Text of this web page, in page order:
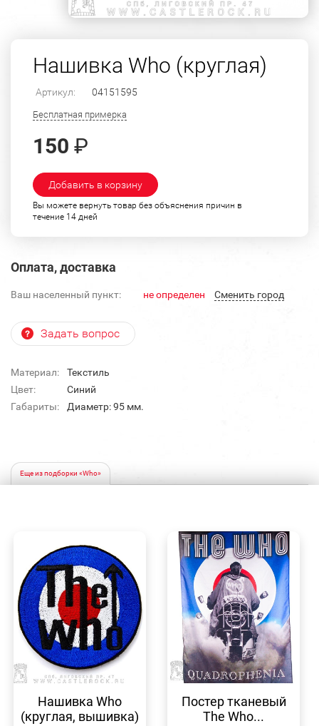
Нашивка Who (круглая)
Артикул: 04151595
Бесплатная примерка
150 ₽
Добавить в корзину
Вы можете вернуть товар без объяснения причин в
течение 14 дней
Оплата, доставка
Ваш населенный пункт: не определен Cменить город
Задать вопрос
Материал:
Текстиль
Цвет:
Синий
Габариты:
Диаметр: 95 мм.
Еще из подборки «Who»
ПРОСМОТР
Нашивка Who
(круглая, вышивка)
Постер тканевый
The Who...